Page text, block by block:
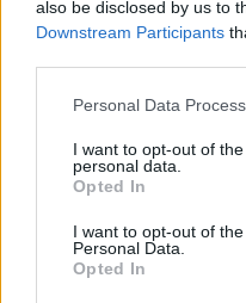
also be disclosed by us to
Downstream Participants
Personal Data
I want to opt-out of
personal data.
Opted In
I want to opt-out of
Personal Data.
Opted In
Žinios | Lietuvos diena
Savaitės vidurys
Žinios | Orai
Nufilmavo, kaip patvino
vaizdas pribloškia